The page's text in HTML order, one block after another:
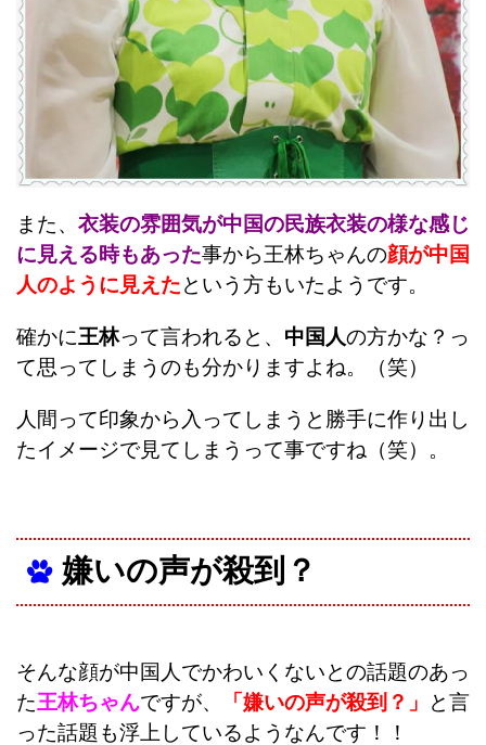
また、 衣装の雰囲気が中国の民族衣装の様な感じ
に見える時もあった事から王林ちゃんの顔が中国
人のように見えたという方もいたようです。
確かに王林って言われると、 中国人の方かな？っ
て思ってしまうのも分かりますよね。（笑）
人間って印象から入ってしまうと勝手に作り出し
たイメージで見てしまうって事ですね（笑）。
嫌いの声が殺到？
そんな顔が中国人でかわいくないとの話題のあっ
た王林ちゃんですが、 「嫌いの声が殺到？」
と言
った話題も浮上しているようなんです！！